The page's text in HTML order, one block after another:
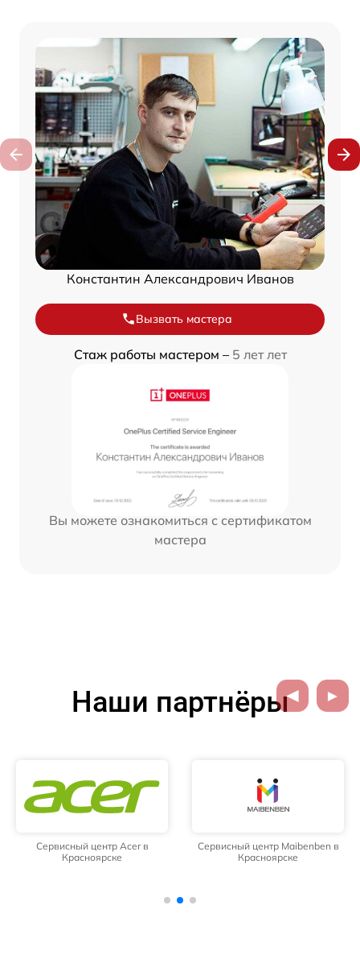
Константин Александрович Иванов
Вызвать мастера
Стаж работы мастером – 5 лет лет
Вы можете ознакомиться с сертификатом
мастера
Наши партнёры
Сервисный центр Acer в
Красноярске
Сервисный центр Maibenben в
Красноярске